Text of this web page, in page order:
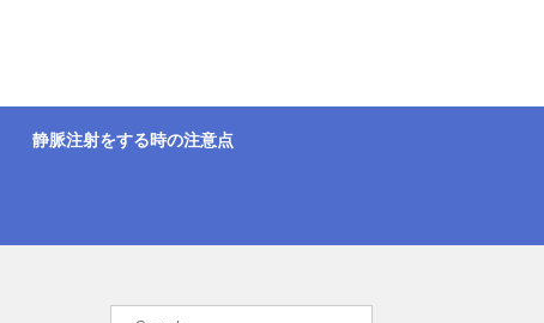
静脈注射をする時の注意点